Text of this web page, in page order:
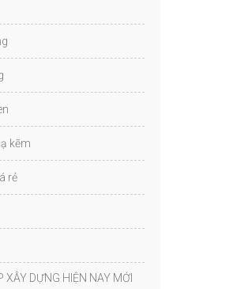
kẽm
rẻ
XÂY DỰNG HIỆN NAY MỚI